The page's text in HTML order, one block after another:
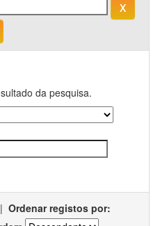
da pesquisa.
| Ordenar registos por: